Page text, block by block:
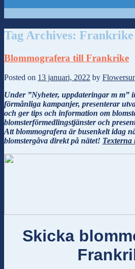
Tag Archives: Frankrike
Blommografera till Frankrike
Posted on 13 januari, 2022 by
Under ”Nyheter, uppdateringar m m”
förmånliga kampanjer, presenterar
och ger tips och information om
blomsterförmedlingstjänster och
Att blommografera är busenkelt idag
blomstergåva direkt på nätet!
Skicka